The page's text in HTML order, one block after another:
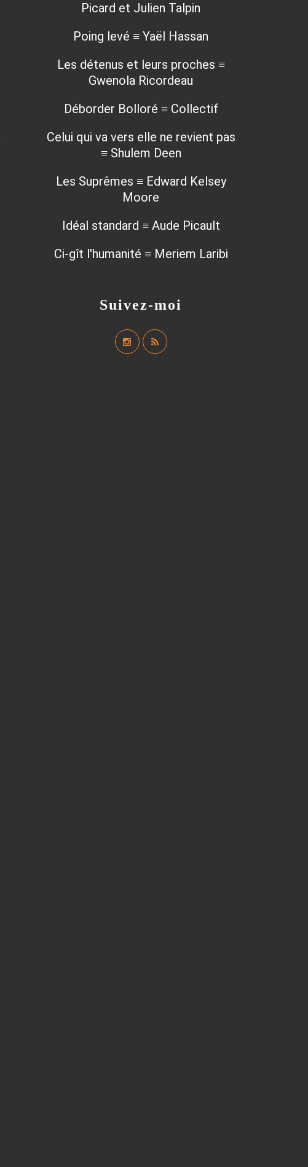
Suivez-moi
Picard et Julien Talpin
Poing levé ≡ Yaël Hassan
Les détenus et leurs proches ≡
Gwenola Ricordeau
Déborder Bolloré ≡ Collectif
Celui qui va vers elle ne revient pas
≡ Shulem Deen
Les Suprêmes ≡ Edward Kelsey
Moore
Idéal standard ≡ Aude Picault
Ci-gît l'humanité ≡ Meriem Laribi